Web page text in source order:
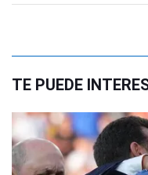
TE PUEDE